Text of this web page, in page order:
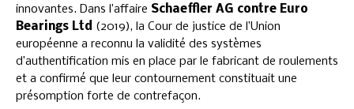
innovantes. Dans l’affaire Schaeffler AG contre Euro
Bearings Ltd (2019), la Cour de justice de l’Union
européenne a reconnu la validité des systèmes
d’authentification mis en place par le fabricant de roulements
et a confirmé que leur contournement constituait une
présomption forte de contrefaçon.